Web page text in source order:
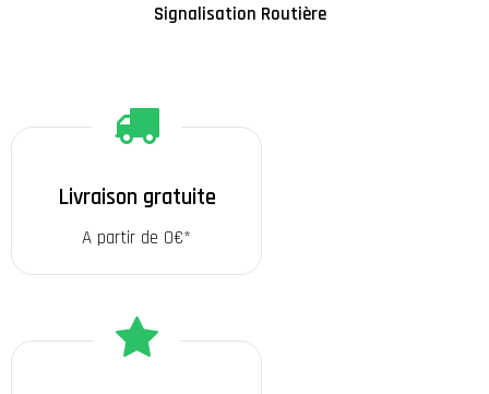
Signalisation Routière
Livraison gratuite
A partir de 0€*